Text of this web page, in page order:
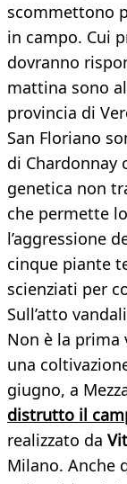
scommettono
in campo. Cui
dovranno
mattina sono
provincia di
San Floriano
di Chardonnay
genetica non
che permette
l’aggressione
cinque piante
scienziati per
Sull’atto
Non è la prima
una
giugno, a
distrutto il
realizzato da
Milano. Anche